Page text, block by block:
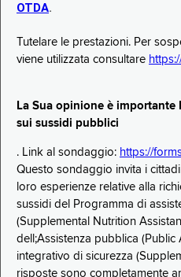
OTDA.
Tutelare le prestazioni. Per
viene utilizzata consultare
La Sua opinione è importante
sui sussidi pubblici
. Link al sondaggio: https://
Questo sondaggio invita i
loro esperienze relative alla
sussidi del Programma di
(Supplemental Nutrition
dell;Assistenza pubblica (Public
integrativo di sicurezza
risposte sono completamente